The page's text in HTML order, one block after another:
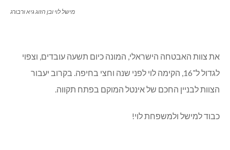
מישל לוי ובן הזוג גיא ורבורג
את צוות האבטחה הישראלי, המונה כיום תשעה עובדים, וצפוי
לגדול ל־16, הקימה לוי לפני שנה וחצי בחיפה. בקרוב יעבור
הצוות לבניין החכם של אינטל המוקם בפתח תקווה.
כבוד למישל ולמשפחת לוי!